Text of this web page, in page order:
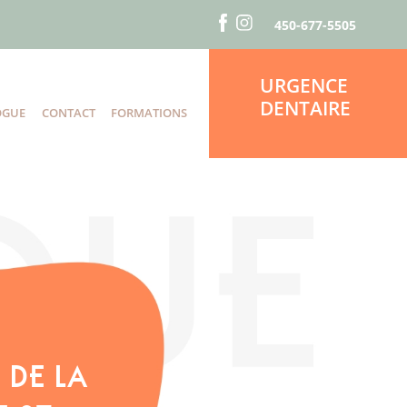
450-677-5505
CONTACT FORMATIONS
URGENCE
DENTAIRE
DE LA